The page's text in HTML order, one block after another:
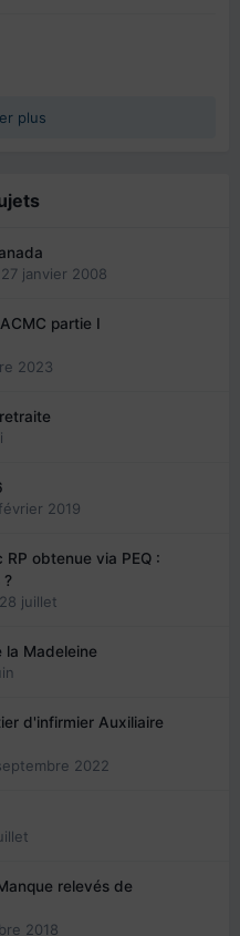
plus
27 janvier 2008
partie I
2023
2019
obtenue via PEQ :
?
28 juillet
la Madeleine
d'infirmier Auxiliaire
2022
relevés de
2018